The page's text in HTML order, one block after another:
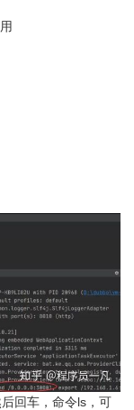
回车，命令ls，可